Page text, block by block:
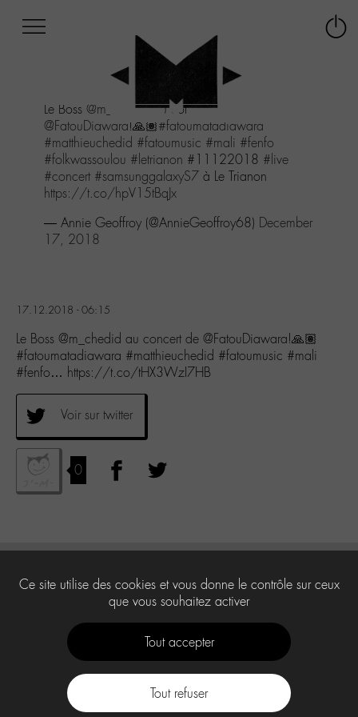
menu
Aller
contenu
Aller
recherche
Le Boss @m_chedidau concert de
@FatouDiawara!🙏🏽#fatoumatadiawara
#matthieuchedid #fatoumusic #mali #fenfo
#folkwassoulou #letrianon #11122018 #live
#concert #samsunggalaxyS7 à Le Trianon
https://t.co/hpV15tBqJx
— Annie Geoffroy (@AnnieGeoffroy68) December
17, 2018
17.12.2018 - 06:15
Le Boss @m_chedid au concert de @FatouDiawara!🙏🏽
#fatoumatadiawara #matthieuchedid #fatoumusic #mali
#fenfo… https://t.co/tHX3WzI7HB
Voir sur twitter
0
Ce site utilise des cookies et vous donne le contrôle sur ceux
que vous souhaitez activer
Tout accepter
Tout refuser